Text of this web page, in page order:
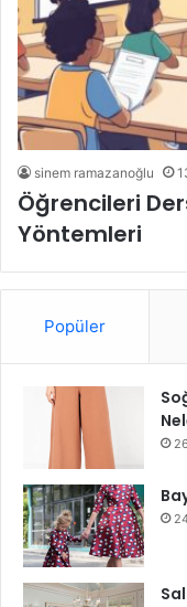
sinem ramazanoğlu
Öğrencileri
Yöntemleri
Popüler